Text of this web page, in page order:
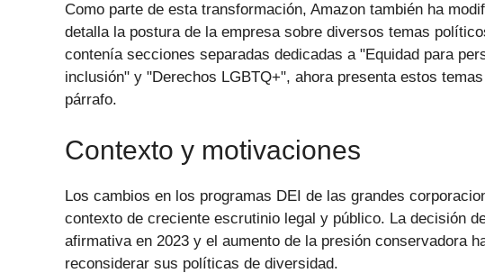
Como parte de esta transformación, Amazon también ha
detalla la postura de la empresa sobre diversos temas
contenía secciones separadas dedicadas a "Equidad para
inclusión" y "Derechos LGBTQ+", ahora presenta estos
párrafo.
Contexto y motivaciones
Los cambios en los programas DEI de las grandes
contexto de creciente escrutinio legal y público. La decisión
afirmativa en 2023 y el aumento de la presión conservadora
reconsiderar sus políticas de diversidad.